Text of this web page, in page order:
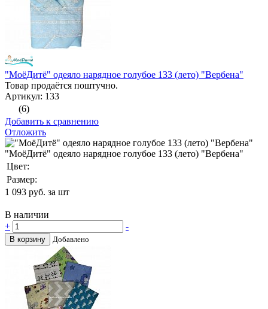
"МоёДитё" одеяло нарядное голубое 133 (лето) "Вербена"
Товар продаётся поштучно.
Артикул: 133
(6)
Добавить к сравнению
Отложить
"МоёДитё" одеяло нарядное голубое 133 (лето) "Вербена"
Цвет:
Размер:
1 093 руб. за шт
В наличии
+
-
В корзину Добавлено